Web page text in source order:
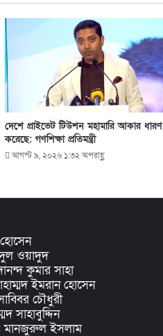
দেশে প্রাইভেট টিউশন মহামারি আকার ধারণ
করেছে: গণশিক্ষা প্রতিমন্ত্রী
আগস্ট ৯, ২০২৬ ১:৩২ অপরাহ্ণ
ওয়াদুদ
কুমার সাহা
ইমরান হোসেন
চৌধুরী
সাহাবুদ্দিন
মানজুরুল ইসলাম